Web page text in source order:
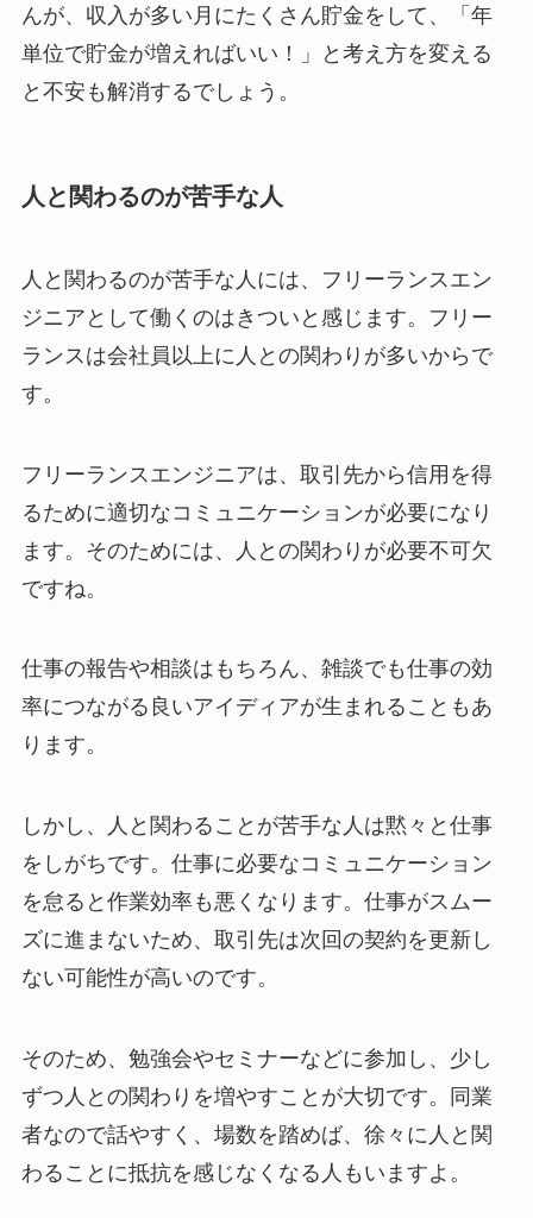
んが、収入が多い月にたくさん貯金をして、「年
単位で貯金が増えればいい！」と考え方を変える
と不安も解消するでしょう。
人と関わるのが苦手な人
人と関わるのが苦手な人には、フリーランスエン
ジニアとして働くのはきついと感じます。フリー
ランスは会社員以上に人との関わりが多いからで
す。
フリーランスエンジニアは、取引先から信用を得
るために適切なコミュニケーションが必要になり
ます。そのためには、人との関わりが必要不可欠
ですね。
仕事の報告や相談はもちろん、雑談でも仕事の効
率につながる良いアイディアが生まれることもあ
ります。
しかし、人と関わることが苦手な人は黙々と仕事
をしがちです。仕事に必要なコミュニケーション
を怠ると作業効率も悪くなります。仕事がスムー
ズに進まないため、取引先は次回の契約を更新し
ない可能性が高いのです。
そのため、勉強会やセミナーなどに参加し、少し
ずつ人との関わりを増やすことが大切です。同業
者なので話やすく、場数を踏めば、徐々に人と関
わることに抵抗を感じなくなる人もいますよ。